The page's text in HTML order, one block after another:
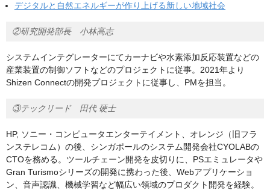
デジタルと自然エネルギーが作り上げる新しい地域社会
②研究開発部長 小林高志
システムインテグレーターにてカーナビや水素添加反応装置などの
産業装置の制御ソフトなどのプロジェクトに従事。2021年より
Shizen Connectの開発プロジェクトに従事し、PMを担当。
③テックリード 田代 硬士
HP, ソニー・コンピュータエンターテイメント、オレンジ（旧フラ
ンステレコム）の後、シンガポールのシステム開発会社CYOLABの
CTOを務める。ツールチェーン開発を皮切りに、PSエミュレータや
Gran Turismoシリーズの開発に携わった後、Webアプリケーショ
ン、音声認識、機械学習など幅広い領域のプロダクト開発を経験。